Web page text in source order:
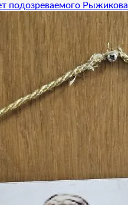
подозреваемого Рыжикова